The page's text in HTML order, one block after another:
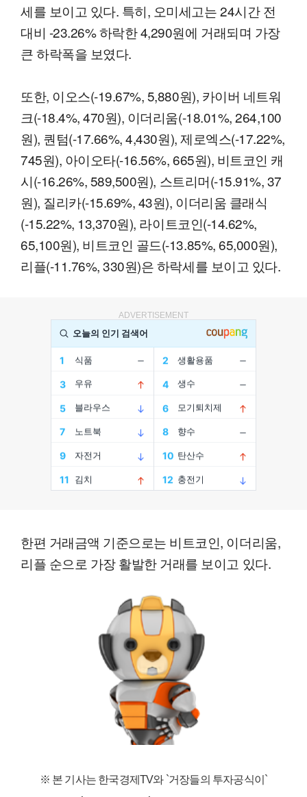
세를 보이고 있다. 특히, 오미세고는 24시간 전
대비 -23.26% 하락한 4,290원에 거래되며 가장
큰 하락폭을 보였다.
또한, 이오스(-19.67%, 5,880원), 카이버 네트워
크(-18.4%, 470원), 이더리움(-18.01%, 264,100
원), 퀀텀(-17.66%, 4,430원), 제로엑스(-17.22%,
745원), 아이오타(-16.56%, 665원), 비트코인 캐
시(-16.26%, 589,500원), 스트리머(-15.91%, 37
원), 질리카(-15.69%, 43원), 이더리움 클래식
(-15.22%, 13,370원), 라이트코인(-14.62%,
65,100원), 비트코인 골드(-13.85%, 65,000원),
리플(-11.76%, 330원)은 하락세를 보이고 있다.
ADVERTISEMENT
한편 거래금액 기준으로는 비트코인, 이더리움,
리플 순으로 가장 활발한 거래를 보이고 있다.
※ 본 기사는 한국경제TV와 `거장들의 투자공식이`